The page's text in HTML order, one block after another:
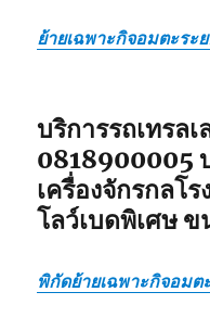
ย้ายเฉพาะกิจอมตะระ
บริการรถเทรลเ
0818900005
เครื่องจักรกลโ
โลว์เบดพิเศษ
พิกัดย้ายเฉพาะกิจอมต